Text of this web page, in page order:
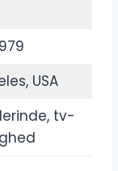
USA
tv-